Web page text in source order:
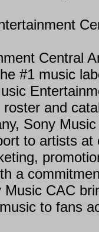
Central
#1 music
roster and
Sony
to artists
a
CAC
to fans